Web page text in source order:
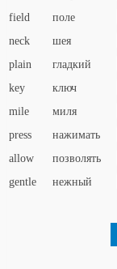
field
поле
neck
шея
plain
гладкий
key
ключ
mile
миля
press
нажимать
allow
позволять
gentle
нежный